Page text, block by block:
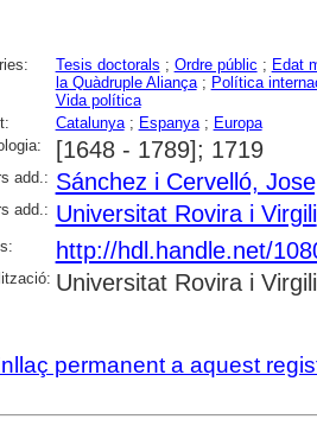
Tesis doctorals ; Ordre públic ; Edat
la Quàdruple Aliança; Política
Vida política
Catalunya; Espanya; Europa
[1648 - 1789]; 1719
add.: Sánchez i Cervelló,
add.: Universitat Rovira i Virgili
http://hdl.handle.net/
Universitat Rovira i Virgili
permanent a aquest